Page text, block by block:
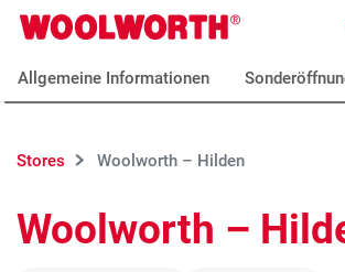
Zum Hauptinhalt
Woolworth GmbH
Allgemeine Informationen
Stores Woolworth – Hilden
Woolworth –